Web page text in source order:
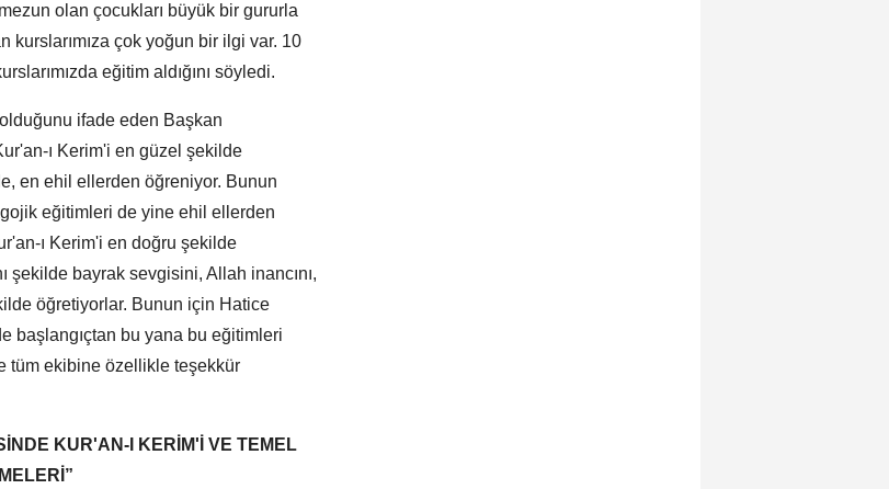
olan çocukları büyük bir gururla
çok yoğun bir ilgi var. 10
eğitim aldığını söyledi.
ifade eden Başkan
ı Kerim'i en güzel şekilde
en ehil ellerden öğreniyor. Bunun
eğitimleri de yine ehil ellerden
ı Kerim'i en doğru şekilde
bayrak sevgisini, Allah inancını,
öğretiyorlar. Bunun için Hatice
başlangıçtan bu yana bu eğitimleri
tüm ekibine özellikle teşekkür
KUR'AN-I KERİM'İ VE TEMEL